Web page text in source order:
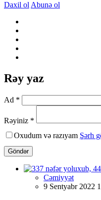
Daxil ol Abunə ol
Rəy yaz
Ad *
Rəyiniz *
Oxudum və razıyam Şərh
Göndər
Cəmiyyət
9 Sentyabr 2022